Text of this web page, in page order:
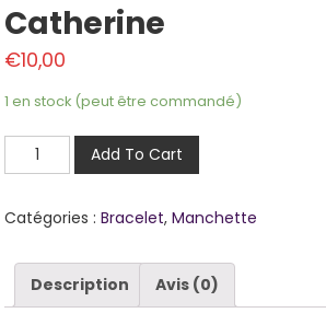
Catherine
€10,00
1 en stock (peut être commandé)
quantité
de
Add To Cart
Catégories :Bracelet,Manchette
Description Avis (0)